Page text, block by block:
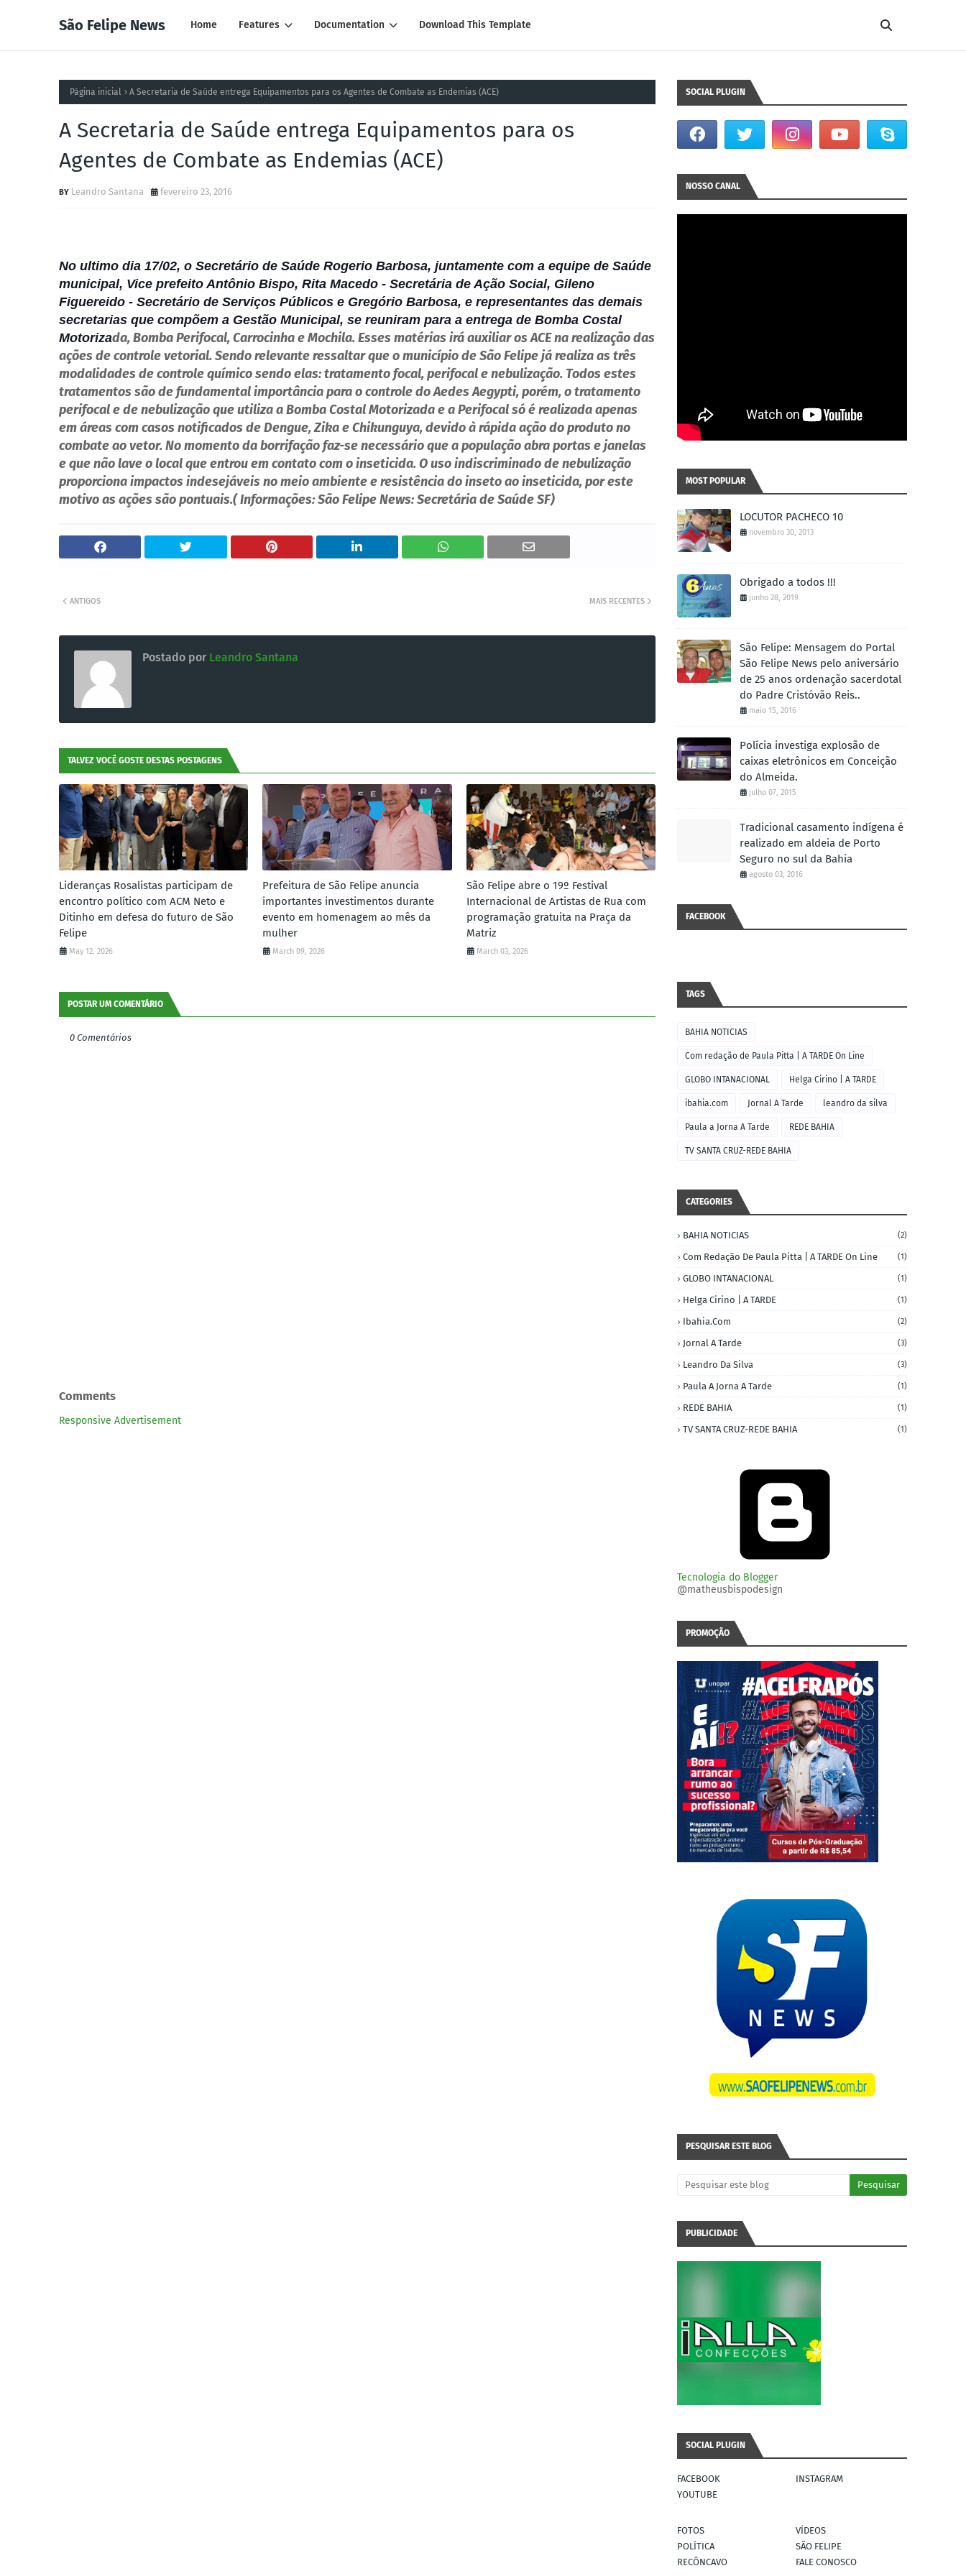
São Felipe News Home Features Documentation Download This Template
Página inicial A Secretaria de Saúde entrega Equipamentos para os Agentes de Combate as Endemias (ACE)
A Secretaria de Saúde entrega Equipamentos para os
Agentes de Combate as Endemias (ACE)
Leandro Santana fevereiro 23, 2016
No ultimo dia 17/02, o Secretário de Saúde Rogerio Barbosa, juntamente com a equipe de Saúde
municipal, Vice prefeito Antônio Bispo, Rita Macedo - Secretária de Ação Social, Gileno
Figuereido - Secretário de Serviços Públicos e Gregório Barbosa, e representantes das demais
secretarias que compõem a Gestão Municipal, se reuniram para a entrega de Bomba Costal
Motorizada, Bomba Perifocal, Carrocinha e Mochila.Esses matérias irá auxiliar os ACE na realização das
ações de controle vetorial. Sendo relevante ressaltar que o município de São Felipe já realiza as três
modalidades de controle químico sendo elas: tratamento focal, perifocal e nebulização. Todos estes
tratamentos são de fundamental importância para o controle do Aedes Aegypti, porém, o tratamento
perifocal e de nebulização que utiliza a Bomba Costal Motorizada e a Perifocal só é realizada apenas
em áreas com casos notificados de Dengue, Zika e Chikunguya, devido à rápida ação do produto no
combate ao vetor. No momento da borrifação faz-se necessário que a população abra portas e janelas
e que não lave o local que entrou em contato com o inseticida. O uso indiscriminado de nebulização
proporciona impactos indesejáveis no meio ambiente e resistência do inseto ao inseticida, por este
motivo as ações são pontuais.( Informações: São Felipe News: Secretária de Saúde SF)
MAIS RECENTES
ANTIGOS
Postado por Leandro Santana
TALVEZ VOCÊ GOSTE DESTAS POSTAGENS
Lideranças Rosalistas participam de
encontro político com ACM Neto e
Ditinho em defesa do futuro de São
Felipe
May 12, 2026
Prefeitura de São Felipe anuncia
importantes investimentos durante
evento em homenagem ao mês da
mulher
March 09, 2026
São Felipe abre o 19º Festival
Internacional de Artistas de Rua com
programação gratuita na Praça da
Matriz
March 03, 2026
POSTAR UM COMENTÁRIO
0 Comentários
Comments
Responsive Advertisement
SOCIAL PLUGIN
NOSSO CANAL
MOST POPULAR
LOCUTOR PACHECO 10
novembro 30, 2013
Obrigado a todos !!!
junho 28, 2019
São Felipe: Mensagem do Portal
São Felipe News pelo aniversário
de 25 anos ordenação sacerdotal
do Padre Cristóvão Reis..
maio 15, 2016
Polícia investiga explosão de
caixas eletrônicos em Conceição
do Almeida.
julho 07, 2015
Tradicional casamento indígena é
realizado em aldeia de Porto
Seguro no sul da Bahia
agosto 03, 2016
FACEBOOK
TAGS
BAHIA NOTICIAS
Com redação de Paula Pitta | A TARDE On Line
GLOBO INTANACIONAL Helga Cirino | A TARDE
ibahia.com Jornal A Tarde leandro da silva
Paula a Jorna A Tarde REDE BAHIA
TV SANTA CRUZ-REDE BAHIA
CATEGORIES
BAHIA NOTICIAS (2)
Com Redação De Paula Pitta | A TARDE On Line (1)
GLOBO INTANACIONAL (1)
Helga Cirino | A TARDE (1)
Ibahia.com (2)
Jornal A Tarde (3)
Leandro Da Silva (3)
Paula A Jorna A Tarde (1)
REDE BAHIA (1)
TV SANTA CRUZ-REDE BAHIA (1)
Tecnologia do Blogger
@matheusbispodesign
PROMOÇÃO
PESQUISAR ESTE BLOG
PUBLICIDADE
SOCIAL PLUGIN
FACEBOOK
INSTAGRAM
YOUTUBE
FOTOS
VÍDEOS
POLÍTICA
SÃO FELIPE
RECÔNCAVO
FALE CONOSCO